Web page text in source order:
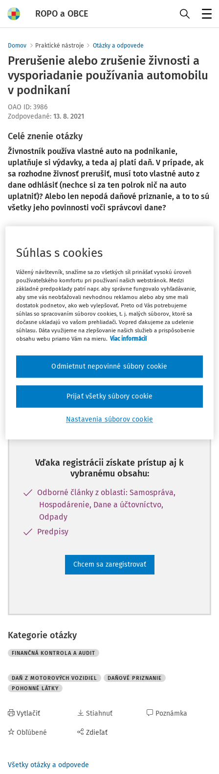
ROPO a OBCE
Domov Praktické nástroje Otázky a odpovede
Prerušenie alebo zrušenie živnosti a
vysporiadanie používania automobilu
v podnikaní
OAO ID: 3986
Zodpovedané: 13. 8. 2021
Celé znenie otázky
Živnostník používa vlastné auto na podnikanie,
uplatňuje si výdavky, a teda aj platí daň. V prípade, ak
sa rozhodne živnosť prerušiť, musí toto vlastné auto z
dane odhlásiť (nechce si za ten polrok nič na auto
uplatniť)? Alebo len nepodá daňové priznanie, a to to sú
všetky jeho povinnosti voči správcovi dane?
Máte predplatné? Prihláste sa
Ups, zatiaľ ste si prečítali len
začiatok...
Celý odborný obsah z tejto oblasti je
dostupný predplatiteľom portálu.
a získajte prístup na 10 dní zdarma, stačí
Vďaka registrácii získate prístup aj k
vybranému obsahu:
Odborné články z oblasti: Samospráva,
Hospodárenie, Dane a účtovníctvo,
Odpady
Predpisy
Chcem sa zaregistrovať
Kategorie otázky
FINANČNÁ KONTROLA A AUDIT
DAŇ Z MOTOROVÝCH VOZIDIEL
DAŇOVÉ PRIZNANIE
POHONNÉ LÁTKY
Vytlačiť
Obľúbené
Stiahnuť
Zdieľať
Poznámka
Všetky otázky a odpovede
Súhlas s cookies
Vážený návštevník, snažíme sa zo všetkých síl prinášať vysokú úroveň
používateľského komfortu pri používaní našich webstránok. Medzi
základné predpoklady patrí napr. aby správne fungovalo vyhľadávanie,
aby sme vás neobťažovali nevhodnou reklamou alebo aby sme mali
dostatok podnetov, ako web vylepšovať. Preto od Vás potrebujeme
súhlas so spracovaním súborov cookies, t. j. malých súborov, ktoré sa
dočasne ukladajú vo vašom prehliadači. Vopred ďakujeme za udelenie
súhlasu. Dáta využijeme na zlepšovanie našich služieb a prispôsobenie
obsahu webu priamo Vám na mieru. Viac informácií
Nastavenia súborov cookie
Odmietnut nepovinné súbory cookie
Prijať všetky súbory cookie